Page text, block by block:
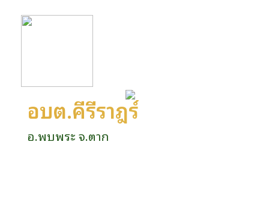
อบต.คีรีราษฎร์
อ.พบพระ จ.ตาก